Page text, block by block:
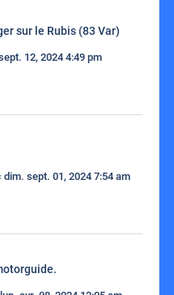
sur le Rubis (83 Var)
12, 2024 4:49 pm
dim. sept. 01, 2024 7:54 am